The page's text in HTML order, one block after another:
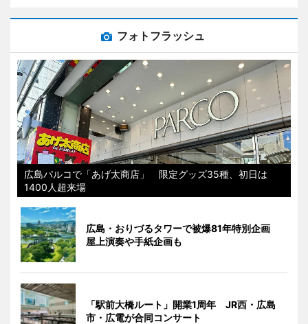
フォトフラッシュ
広島パルコで「あげ太商店」 限定グッズ35種、初日は
1400人超来場
広島・おりづるタワーで被爆81年特別企画
屋上演奏や手紙企画も
「駅前大橋ルート」開業1周年 JR西・広島
市・広電が合同コンサート